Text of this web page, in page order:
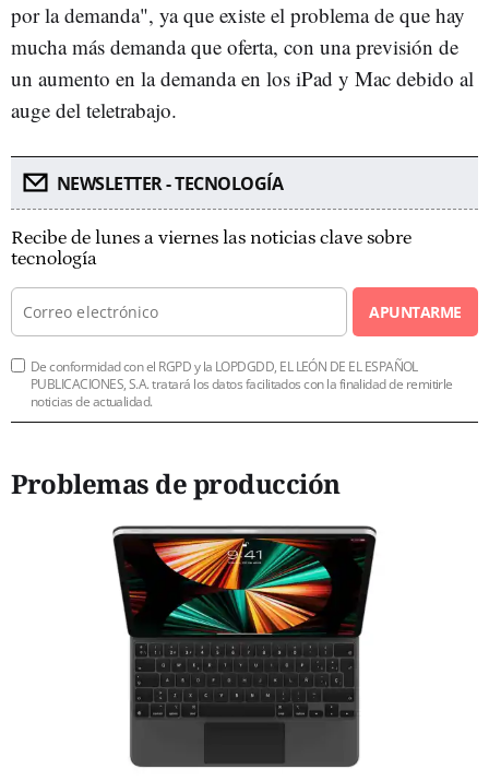
por la demanda", ya que existe el problema de que hay
mucha más demanda que oferta, con una previsión de
un aumento en la demanda en los iPad y Mac debido al
auge del teletrabajo.
NEWSLETTER - TECNOLOGÍA
Recibe de lunes a viernes las noticias clave sobre
tecnología
APUNTARME
De conformidad con el RGPD y la LOPDGDD, EL LEÓN DE EL ESPAÑOL
PUBLICACIONES, S.A. tratará los datos facilitados con la finalidad de remitirle
noticias de actualidad.
Problemas de producción